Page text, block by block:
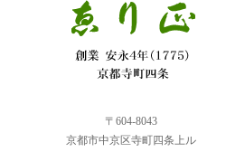
〒604-8043
京都市中京区寺町四条上ル